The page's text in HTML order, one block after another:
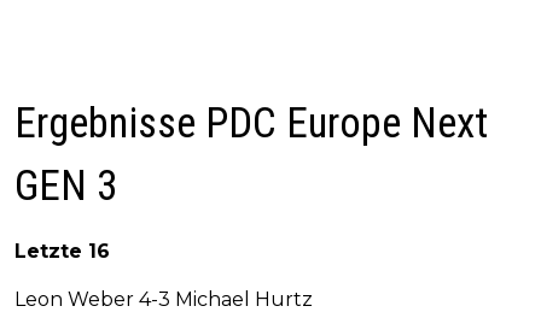
Ergebnisse PDC Europe Next
GEN 3
Letzte 16
Leon Weber 4-3 Michael Hurtz